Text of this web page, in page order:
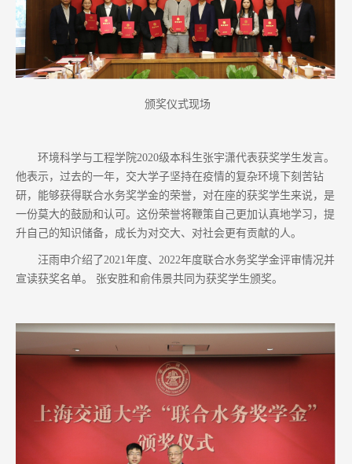
颁奖仪式现场
环境科学与工程学院2020级本科生张宇潇代表获奖学生发言。
他表示，过去的一年，交大学子坚持在疫情的复杂环境下刻苦钻
研，能够获得联合水务奖学金的荣誉，对在座的获奖学生来说，是
一份莫大的鼓励和认可。这份荣誉将鞭策自己更加认真地学习，提
升自己的知识储备，成长为对交大、对社会更有贡献的人。
汪雨申介绍了2021年度、2022年度联合水务奖学金评审情况并
宣读获奖名单。 张安胜和俞伟景共同为获奖学生颁奖。